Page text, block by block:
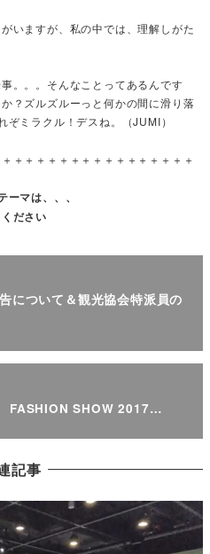
いますが、私の中では、理解しがた
。。。そんなことってあるんです
？ズルズルーっと何かの間に滑り落
ミラクル！デスね。（JUMI）
＋＋＋＋＋＋＋＋＋＋＋＋＋＋＋＋
マは、、、
ださい
について＆観光協会特派員の
FASHION SHOW 2017…
記事